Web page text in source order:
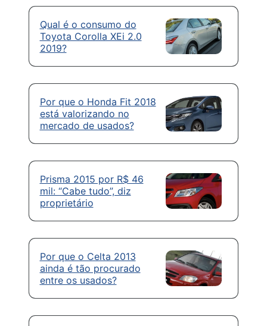
Qual é o consumo do
Toyota Corolla XEi 2.0
2019?
Por que o Honda Fit 2018
está valorizando no
mercado de usados?
Prisma 2015 por R$ 46
mil: “Cabe tudo”, diz
proprietário
Por que o Celta 2013
ainda é tão procurado
entre os usados?